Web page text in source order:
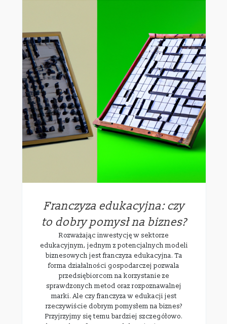
Franczyza edukacyjna: czy
to dobry pomysł na biznes?
Rozważając inwestycję w sektorze
edukacyjnym, jednym z potencjalnych modeli
biznesowych jest franczyza edukacyjna. Ta
forma działalności gospodarczej pozwala
przedsiębiorcom na korzystanie ze
sprawdzonych metod oraz rozpoznawalnej
marki. Ale czy franczyza w edukacji jest
rzeczywiście dobrym pomysłem na biznes?
Przyjrzyjmy się temu bardziej szczegółowo.